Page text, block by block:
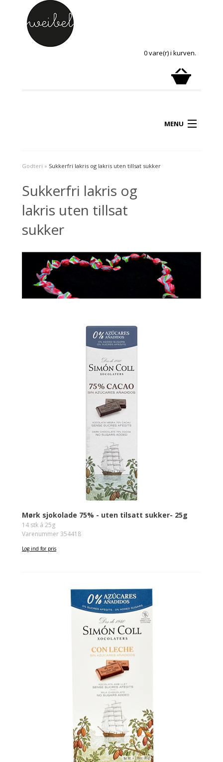
0 vare(r) i kurven.
MENU
Godteri » Sukkerfri lakris og lakris uten tillsat sukker
Sukkerfri lakris og
lakris uten tillsat
sukker
Mørk sjokolade 75% - uten tilsatt sukker- 25g
14 stk á 25g
Varenummer 354418
Log ind for pris